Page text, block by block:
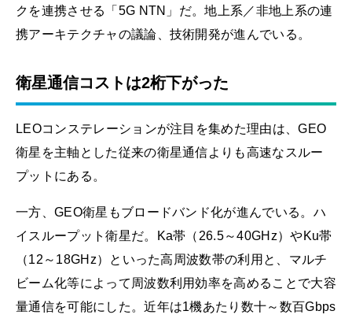
クを連携させる「5G NTN」だ。地上系／非地上系の連
携アーキテクチャの議論、技術開発が進んでいる。
衛星通信コストは2桁下がった
LEOコンステレーションが注目を集めた理由は、GEO
衛星を主軸とした従来の衛星通信よりも高速なスルー
プットにある。
一方、GEO衛星もブロードバンド化が進んでいる。ハ
イスループット衛星だ。Ka帯（26.5～40GHz）やKu帯
（12～18GHz）といった高周波数帯の利用と、マルチ
ビーム化等によって周波数利用効率を高めることで大容
量通信を可能にした。近年は1機あたり数十～数百Gbps